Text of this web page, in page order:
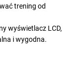
trening od
wyświetlacz LCD,
i wygodna.